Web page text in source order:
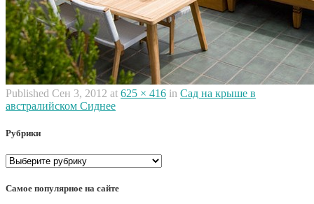
Published Сен 3, 2012 at 625 × 416 in Сад на крыше в
австралийском Сиднее
Рубрики
Рубрики
Самое популярное на сайте